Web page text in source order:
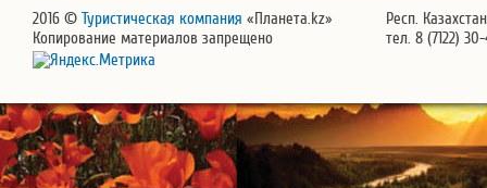
2016 © Туристическая компания «Планета.kz»
Копирование материалов запрещено
Респ.
тел. 8 (7122)